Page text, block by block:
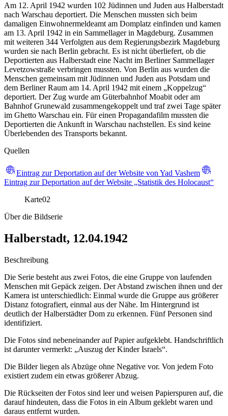
Am 12. April 1942 wurden 102 Jüdinnen und Juden aus Halberstadt
nach Warschau deportiert. Die Menschen mussten sich beim
damaligen Einwohnermeldeamt am Domplatz einfinden und kamen
am 13. April 1942 in ein Sammellager in Magdeburg. Zusammen
mit weiteren 344 Verfolgten aus dem Regierungsbezirk Magdeburg
wurden sie nach Berlin gebracht. Es ist nicht überliefert, ob die
Deportierten aus Halberstadt eine Nacht im Berliner Sammellager
Levetzowstraße verbringen mussten. Von Berlin aus wurden die
Menschen gemeinsam mit Jüdinnen und Juden aus Potsdam und
dem Berliner Raum am 14. April 1942 mit einem „Koppelzug“
deportiert. Der Zug wurde am Güterbahnhof Moabit oder am
Bahnhof Grunewald zusammengekoppelt und traf zwei Tage später
im Ghetto Warschau ein. Für einen Propagandafilm mussten die
Deportierten die Ankunft in Warschau nachstellen. Es sind keine
Überlebenden des Transports bekannt.
Quellen
Eintrag zur Deportation auf der Website von Yad Vashem
Eintrag zur Deportation auf der Website „Statistik des Holocaust“
Karte02
Über die Bildserie
Halberstadt, 12.04.1942
Beschreibung
Die Serie besteht aus zwei Fotos, die eine Gruppe von laufenden
Menschen mit Gepäck zeigen. Der Abstand zwischen ihnen und der
Kamera ist unterschiedlich: Einmal wurde die Gruppe aus größerer
Distanz fotografiert, einmal aus der Nähe. Im Hintergrund ist
deutlich der Halberstädter Dom zu erkennen. Fünf Personen sind
identifiziert.
Die Fotos sind nebeneinander auf Papier aufgeklebt. Handschriftlich
ist darunter vermerkt: „Auszug der Kinder Israels“.
Die Bilder liegen als Abzüge ohne Negative vor. Von jedem Foto
existiert zudem ein etwas größerer Abzug.
Die Rückseiten der Fotos sind leer und weisen Papierspuren auf, die
darauf hindeuten, dass die Fotos in ein Album geklebt waren und
daraus entfernt wurden.